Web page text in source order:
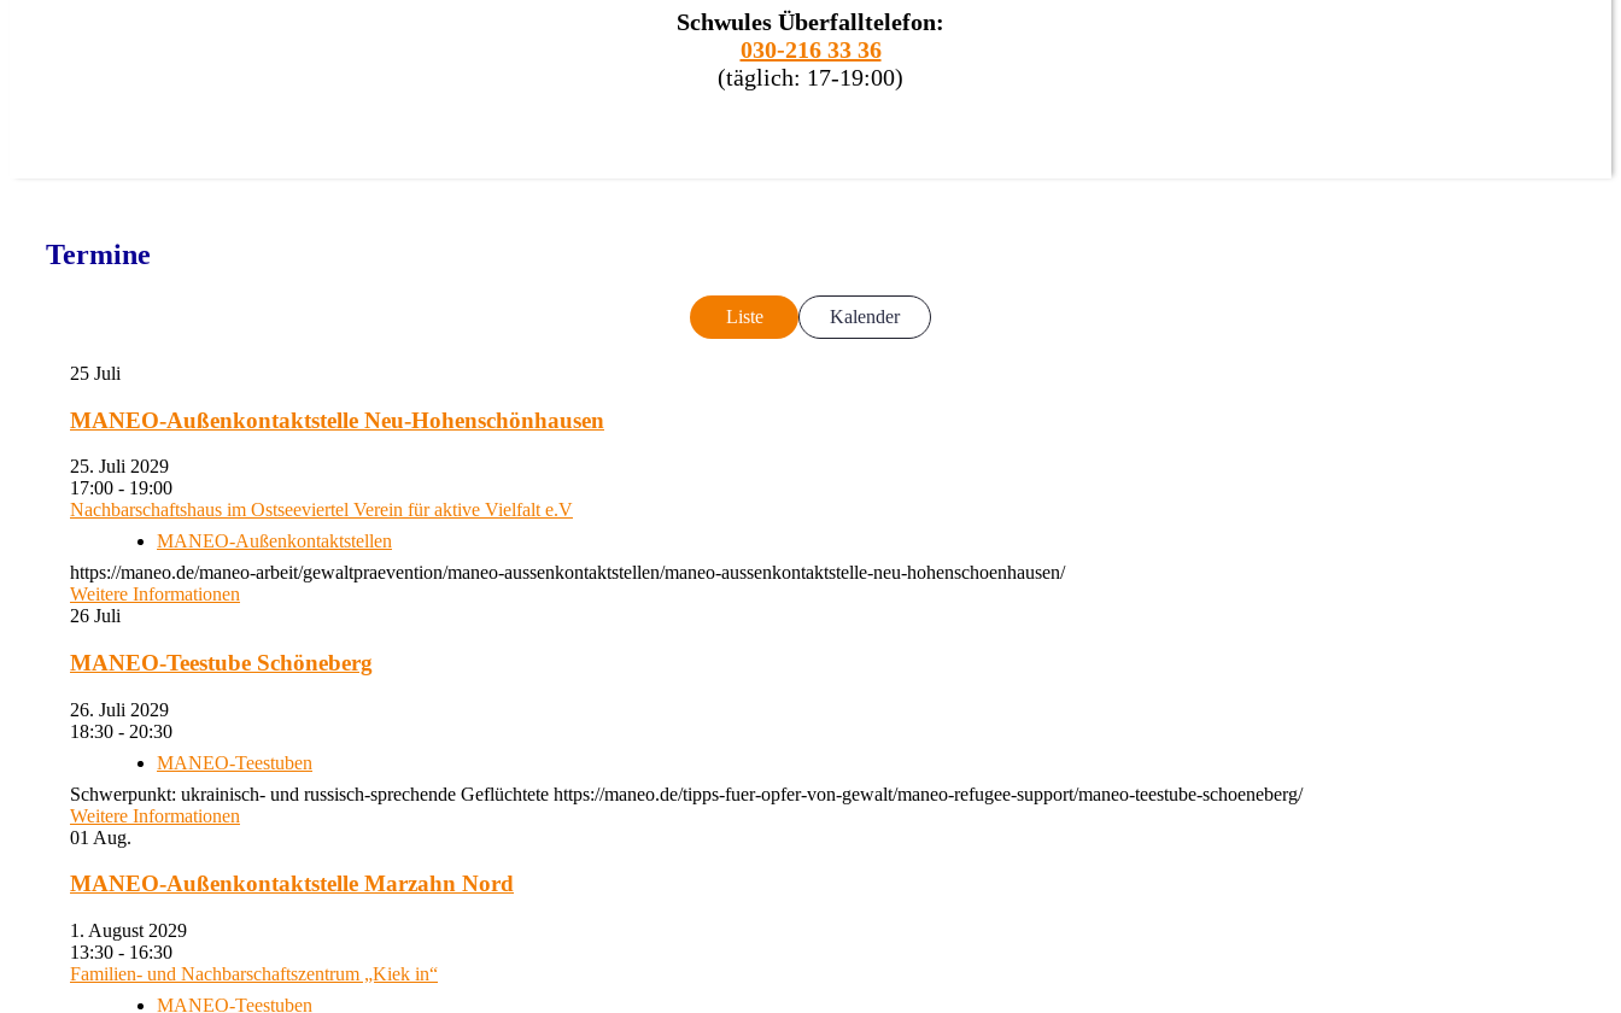
Schwules Überfalltelefon:
030-216 33 36
(täglich: 17-19:00)
Termine
Liste Kalender
25 Juli
MANEO-Außenkontaktstelle Neu-Hohenschönhausen
25. Juli 2029
17:00 - 19:00
Nachbarschaftshaus im Ostseeviertel Verein für aktive Vielfalt e.V
MANEO-Außenkontaktstellen
https://maneo.de/maneo-arbeit/gewaltpraevention/maneo-aussenkontaktstellen/maneo-aussenkontaktstelle-neu-hohenschoenhausen/
Weitere Informationen
26 Juli
MANEO-Teestube Schöneberg
26. Juli 2029
18:30 - 20:30
MANEO-Teestuben
Schwerpunkt: ukrainisch- und russisch-sprechende Geflüchtete https://maneo.de/tipps-fuer-opfer-von-gewalt/maneo-refugee-support/maneo-teestube-schoeneberg/
Weitere Informationen
01 Aug.
MANEO-Außenkontaktstelle Marzahn Nord
1. August 2029
13:30 - 16:30
Familien- und Nachbarschaftszentrum „Kiek in“
MANEO-Teestuben